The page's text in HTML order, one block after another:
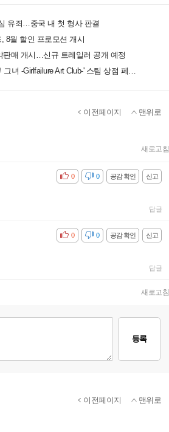
유죄…중국 내 첫 형사 판결
8월 할인 프로모션 개시
판매 개시…신규 트레일러 공개 예정
히로인 전원이 오타쿠, '미술부 그녀 -Girlfailure Art Club-' 스팀 상점 페이지 공개
이전페이지 맨위로
새로고침
신고
공감 확인
비공감 0
0
답글
신고
공감 확인
비공감 0
0
답글
새로고침
등록
이전페이지 맨위로